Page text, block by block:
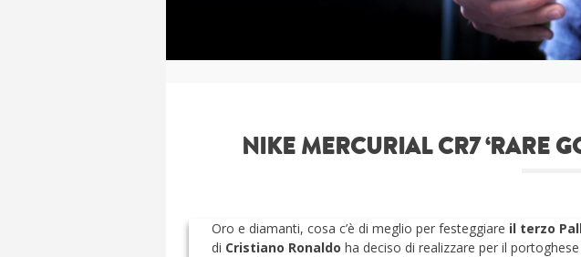
NIKE MERCURIAL CR7 ‘RARE
Oro e diamanti, cosa c’è di meglio per festeggiare il terzo
di Cristiano Ronaldo ha deciso di realizzare per il